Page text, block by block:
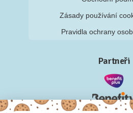
Zásady používání
Pravidla ochrany
Partneři